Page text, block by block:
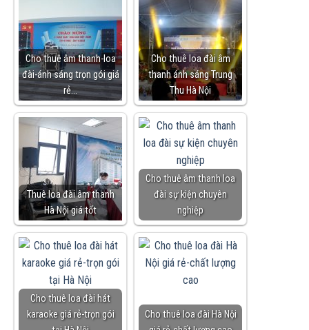
Cho thuê âm thanh-loa
đài-ánh sáng trọn gói giá
rẻ…
Cho thuê loa đài âm
thanh ánh sáng Trung
Thu Hà Nội
Thuê loa đài âm thanh
Hà Nội giá tốt
Cho thuê âm thanh loa
đài sự kiện chuyên
nghiệp
Cho thuê loa đài hát
karaoke giá rẻ-trọn gói
Cho thuê loa đài Hà Nội